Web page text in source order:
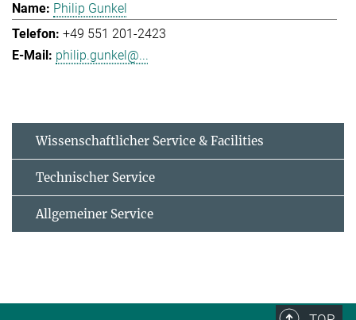
Philip Gunkel
+49 551 201-2423
philip.gunkel@...
Wissenschaftlicher Service & Facilities
Technischer Service
Allgemeiner Service